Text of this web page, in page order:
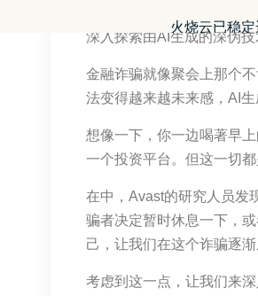
深入探索由AI生成的深伪
金融诈骗就像聚会上那个
法变得越来越未来感，AI
想像一下，你一边喝著早
一个投资平台。但这一切都
在中，Avast的研究人员发
骗者决定暂时休息一下，
己，让我们在这个诈骗逐
考虑到这一点，让我们来